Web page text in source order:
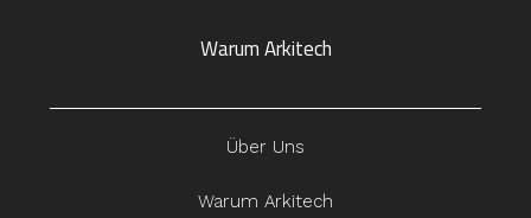
Warum Arkitech
Über Uns
Warum Arkitech